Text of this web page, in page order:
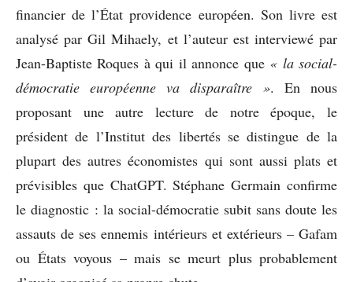
financier de l’État providence européen. Son livre est
analysé par Gil Mihaely, et l’auteur est interviewé par
Jean-Baptiste Roques à qui il annonce que « la social-
démocratie européenne va disparaître ». En nous
proposant une autre lecture de notre époque, le
président de l’Institut des libertés se distingue de la
plupart des autres économistes qui sont aussi plats et
prévisibles que ChatGPT. Stéphane Germain confirme
le diagnostic : la social-démocratie subit sans doute les
assauts de ses ennemis intérieurs et extérieurs – Gafam
ou États voyous – mais se meurt plus probablement